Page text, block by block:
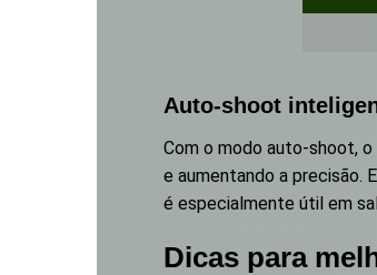
Auto-shoot
Com o modo auto-shoot,
e aumentando a precisão.
é especialmente útil em
Dicas para